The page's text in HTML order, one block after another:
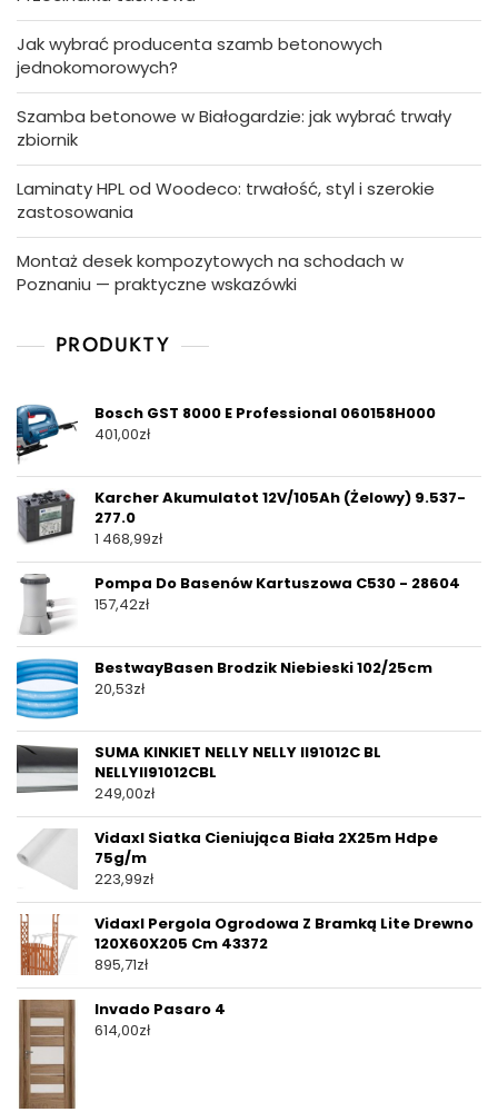
Jak wybrać producenta szamb betonowych
jednokomorowych?
Szamba betonowe w Białogardzie: jak wybrać trwały
zbiornik
Laminaty HPL od Woodeco: trwałość, styl i szerokie
zastosowania
Montaż desek kompozytowych na schodach w
Poznaniu — praktyczne wskazówki
PRODUKTY
Bosch GST 8000 E Professional 060158H000
401,00zł
Karcher Akumulatot 12V/105Ah (Żelowy) 9.537-
277.0
1 468,99zł
Pompa Do Basenów Kartuszowa C530 - 28604
157,42zł
BestwayBasen Brodzik Niebieski 102/25cm
20,53zł
SUMA KINKIET NELLY NELLY II91012C BL
NELLYII91012CBL
249,00zł
Vidaxl Siatka Cieniująca Biała 2X25m Hdpe
75g/m
223,99zł
Vidaxl Pergola Ogrodowa Z Bramką Lite Drewno
120X60X205 Cm 43372
895,71zł
Invado Pasaro 4
614,00zł